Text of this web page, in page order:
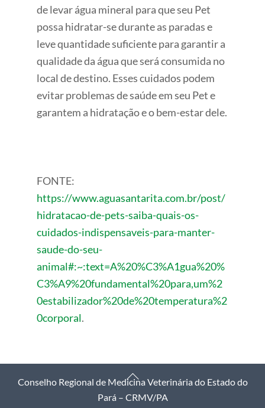
de levar água mineral para que seu Pet
possa hidratar-se durante as paradas e
leve quantidade suficiente para garantir a
qualidade da água que será consumida no
local de destino. Esses cuidados podem
evitar problemas de saúde em seu Pet e
garantem a hidratação e o bem-estar dele.
FONTE:
https://www.aguasantarita.com.br/post/
hidratacao-de-pets-saiba-quais-os-
cuidados-indispensaveis-para-manter-
saude-do-seu-
animal#:~:text=A%20%C3%A1gua%20%
C3%A9%20fundamental%20para,um%2
0estabilizador%20de%20temperatura%2
0corporal.
Back
To
Conselho Regional de Medicina Veterinária do Estado do
Pará – CRMV/PA